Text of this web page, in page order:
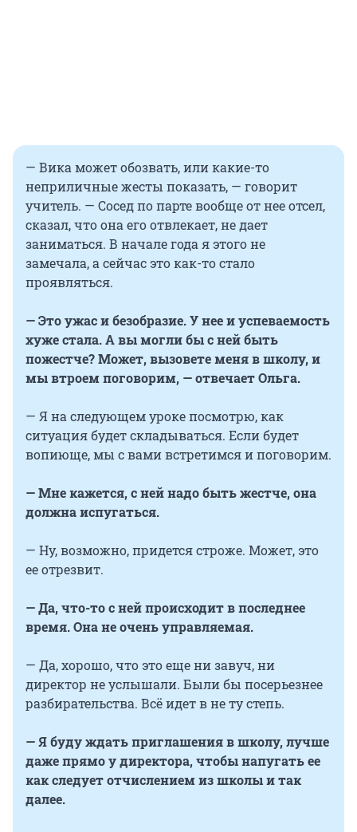
— Вика может обозвать, или какие-то
неприличные жесты показать, — говорит
учитель. — Сосед по парте вообще от нее отсел,
сказал, что она его отвлекает, не дает
заниматься. В начале года я этого не
замечала, а сейчас это как-то стало
проявляться.
— Это ужас и безобразие. У нее и успеваемость
хуже стала. А вы могли бы с ней быть
пожестче? Может, вызовете меня в школу, и
мы втроем поговорим, — отвечает Ольга.
— Я на следующем уроке посмотрю, как
ситуация будет складываться. Если будет
вопиюще, мы с вами встретимся и поговорим.
— Мне кажется, с ней надо быть жестче, она
должна испугаться.
— Ну, возможно, придется строже. Может, это
ее отрезвит.
— Да, что-то с ней происходит в последнее
время. Она не очень управляемая.
— Да, хорошо, что это еще ни завуч, ни
директор не услышали. Были бы посерьезнее
разбирательства. Всё идет в не ту степь.
— Я буду ждать приглашения в школу, лучше
даже прямо у директора, чтобы напугать ее
как следует отчислением из школы и так
далее.